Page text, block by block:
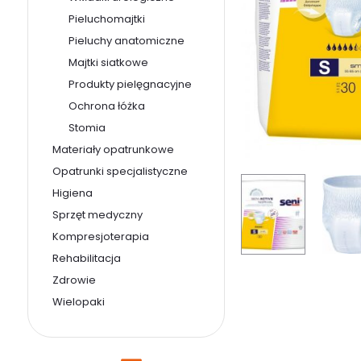
Pieluchomajtki
Pieluchy anatomiczne
Majtki siatkowe
Produkty pielęgnacyjne
Ochrona łóżka
Stomia
Materiały opatrunkowe
Opatrunki specjalistyczne
Higiena
Sprzęt medyczny
Kompresjoterapia
Rehabilitacja
Zdrowie
Wielopaki